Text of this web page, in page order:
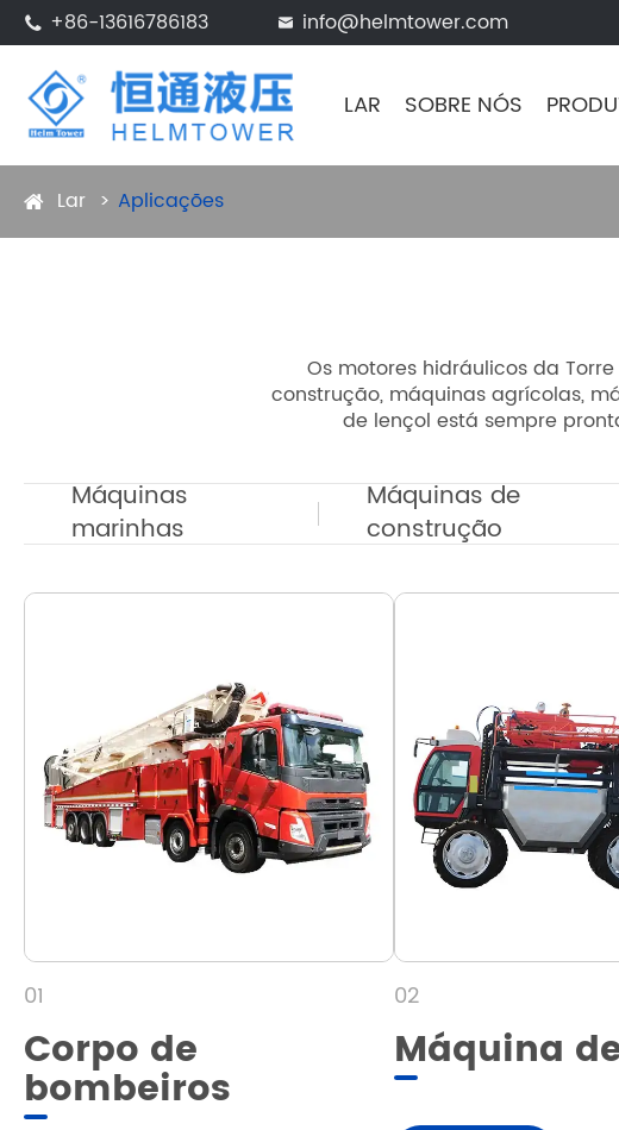
 +86-13616786183  info@helmtower.com
LAR SOBRE NÓS
Lar Aplicações
Os motores hidráulicos da
construção, máquinas agrícolas,
de lençol está sempre
Máquinas
marinhas
Máquinas de
construção
01
Corpo de
bombeiros
02
Máquina